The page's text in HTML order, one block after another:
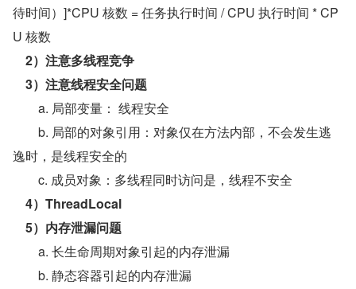
待时间）]*CPU 核数 = 任务执行时间 / CPU 执行时间 * CP
U 核数
2）注意多线程竞争
3）注意线程安全问题
a. 局部变量： 线程安全
b. 局部的对象引用：对象仅在方法内部，不会发生逃
逸时，是线程安全的
c. 成员对象：多线程同时访问是，线程不安全
4）ThreadLocal
5）内存泄漏问题
a. 长生命周期对象引起的内存泄漏
b. 静态容器引起的内存泄漏